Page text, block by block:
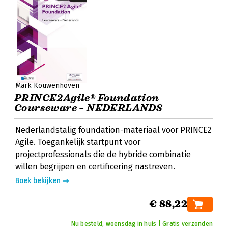
Mark Kouwenhoven
PRINCE2Agile® Foundation
Courseware – NEDERLANDS
Nederlandstalig foundation-materiaal voor PRINCE2
Agile. Toegankelijk startpunt voor
projectprofessionals die de hybride combinatie
willen begrijpen en certificering nastreven.
Boek bekijken
€ 88,22
Nu besteld, woensdag in huis | Gratis verzonden